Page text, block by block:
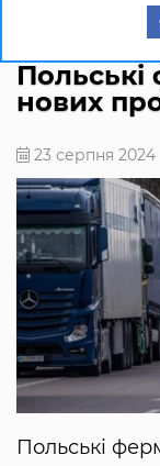
Польські
нових
23 серпня 2024
Польські